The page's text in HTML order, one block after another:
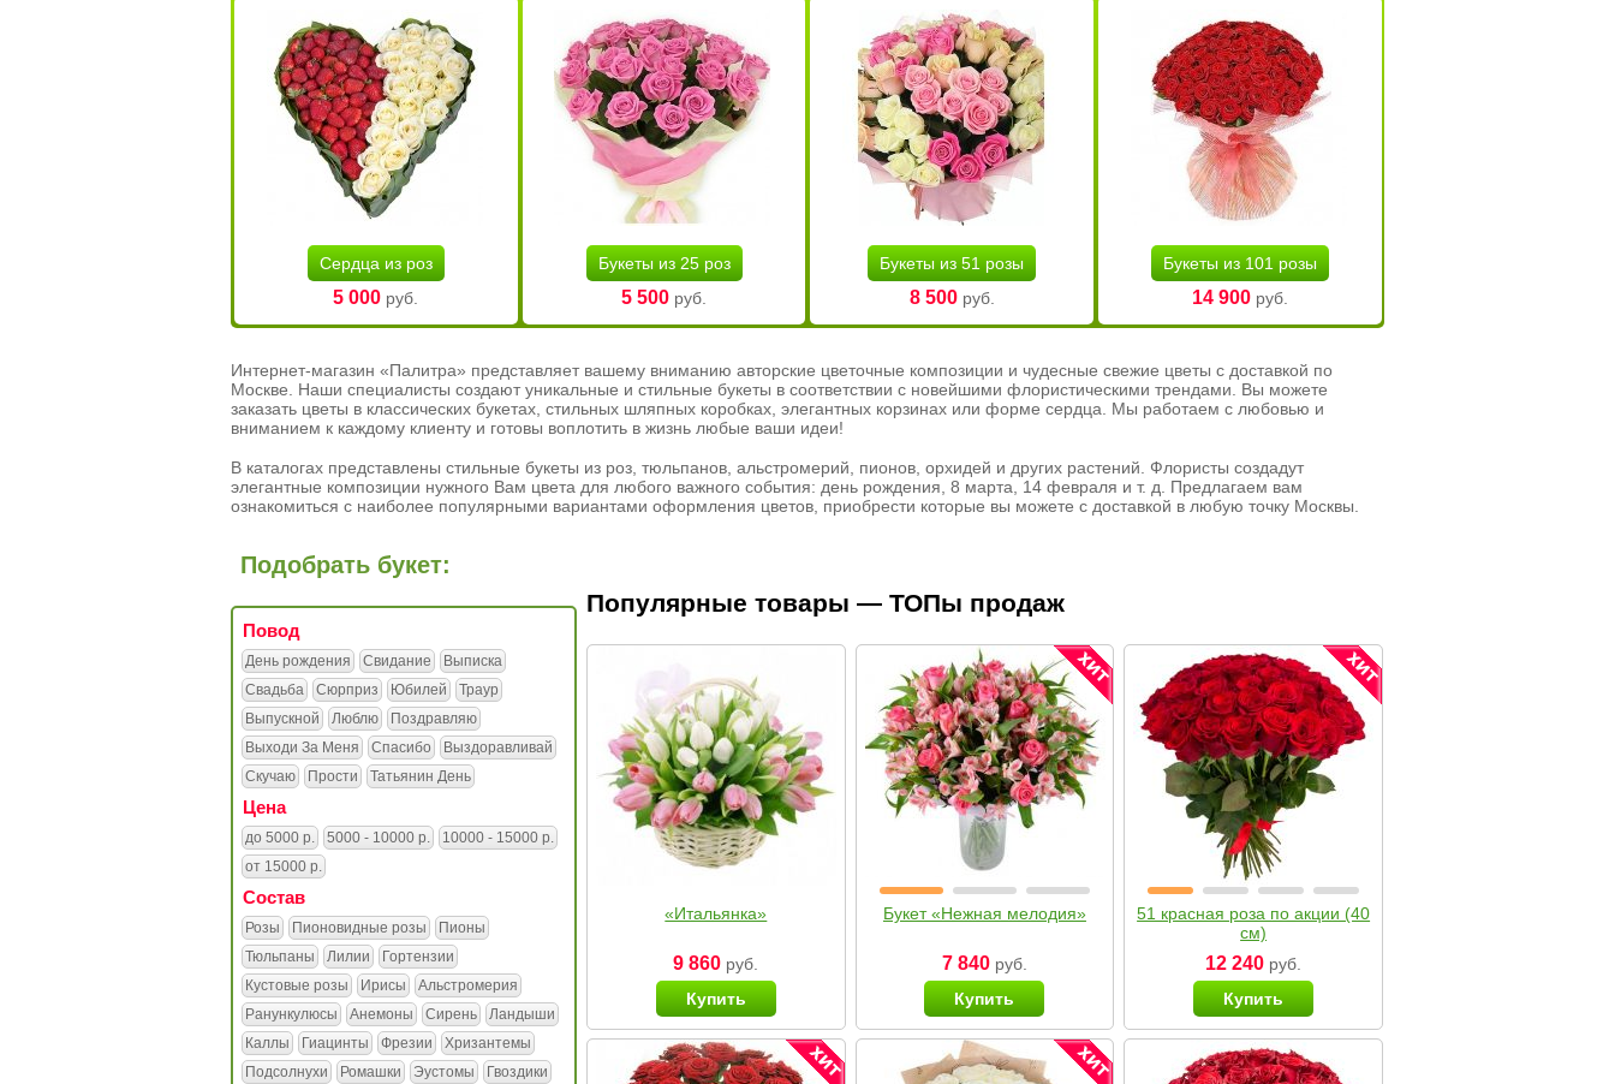
Сердца из роз
5 000 руб.
Букеты из 25 роз
5 500 руб.
Букеты из 51 розы
8 500руб.
Букеты из 101 розы
14 900руб.
Интернет-магазин «Палитра» представляет вашему вниманию авторские цветочные композиции и чудесные свежие цветы с доставкой по
Москве. Наши специалисты создают уникальные и стильные букеты в соответствии с новейшими флористическими трендами. Вы можете
заказать цветы в классических букетах, стильных шляпных коробках, элегантных корзинах или форме сердца. Мы работаем с любовью и
вниманием к каждому клиенту и готовы воплотить в жизнь любые ваши идеи!
В каталогах представлены стильные букеты из роз, тюльпанов, альстромерий, пионов, орхидей и других растений. Флористы создадут
элегантные композиции нужного Вам цвета для любого важного события: день рождения, 8 марта, 14 февраля и т. д. Предлагаем вам
ознакомиться с наиболее популярными вариантами оформления цветов, приобрести которые вы можете с доставкой в любую точку Москвы.
Подобрать букет:
Повод
День рождения Свидание
Выписка
Свадьба
Сюрприз Юбилей
Траур
Выпускной
Люблю
Поздравляю
Выходи За Меня
Спасибо
Выздоравливай
Скучаю
Прости Татьянин День
Цена
до 5000 р. 5000 - 10000 р.
10000 - 15000 р.
от 15000 р.
Состав
Розы Пионовидные розы
Пионы
Тюльпаны
Лилии
Гортензии
Кустовые розы
Ирисы
Альстромерия
Ранункулюсы
Анемоны Сирень
Ландыши
Каллы
Гиацинты Фрезии
Хризантемы
Подсолнухи
Ромашки Эустомы
Гвоздики
Популярные товары — ТОПы продаж
«Итальянка»
9 860 руб.
Купить
Букет «Нежная мелодия»
7 840руб.
Купить
51 красная роза по акции (40
см)
12 240 руб.
Купить